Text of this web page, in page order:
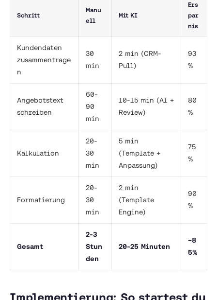
Schritt
Manu
ell
Mit KI
Ers
par
nis
Kundendaten
zusammentrage
n
30
min
2 min (CRM-
Pull)
93
%
Angebotstext
schreiben
60-
90
min
10-15 min (AI +
Review)
80
%
Kalkulation
20-
30
min
5 min
(Template +
Anpassung)
75
%
Formatierung
20-
30
min
2 min
(Template
Engine)
90
%
Gesamt
2-3
Stun
den
20-25 Minuten
~8
5%
Implementierung: So startest du